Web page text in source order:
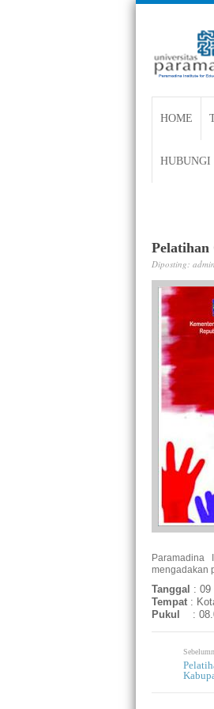
HOME
Diposting:
mengadakan
Tanggal : 09
Tempat :
Pukul
: